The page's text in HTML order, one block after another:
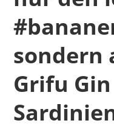
sondern
Grifu